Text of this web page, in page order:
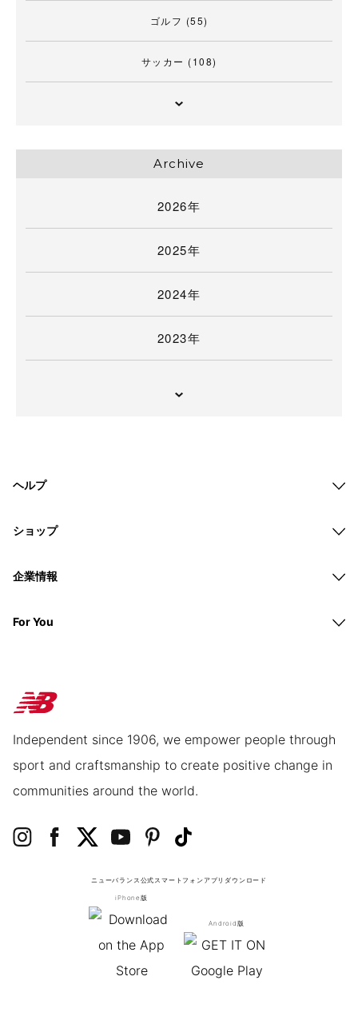
ゴルフ (55)
サッカー (108)
Archive
2026年
2025年
2024年
2023年
ヘルプ
ショップ
企業情報
For You
Independent since 1906, we empower people through
sport and craftsmanship to create positive change in
communities around the world.
ニューバランス公式スマートフォンアプリ ダウンロード
iPhone版
Android版